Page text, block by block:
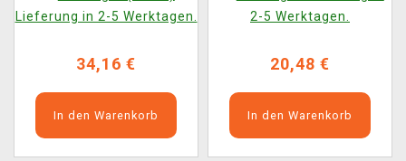
(FuRyu)
Lieferung in 2-5 Werktagen.
34,16 €
In den Warenkorb
2-5 Werktagen.
20,48 €
In den Warenkorb